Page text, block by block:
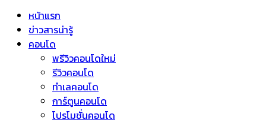
หน้าแรก
ข่าวสารน่ารู้
คอนโด
พรีวิวคอนโดใหม่
รีวิวคอนโด
ทำเลคอนโด
การ์ตูนคอนโด
โปรโมชั่นคอนโด